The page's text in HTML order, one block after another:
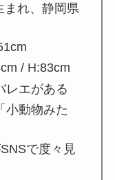
まれ、静岡県
/ H:83cm
レエがある
小動物みた
で度々見